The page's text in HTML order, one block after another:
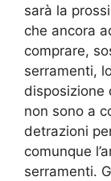
sarà la
che ancora
comprare,
serramenti,
disposizione
non sono a
detrazioni
comunque
serramenti.